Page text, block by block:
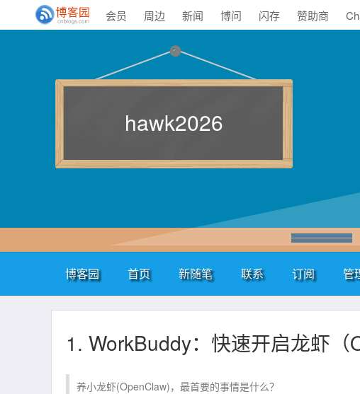
会员 周边 新闻 博问 闪存 赞助商
hawk2026
博客园 首页 新随笔 联系 订阅 管
1. WorkBuddy：快速开启龙虾（
养小龙虾(OpenClaw)，最首要的事情是什么？